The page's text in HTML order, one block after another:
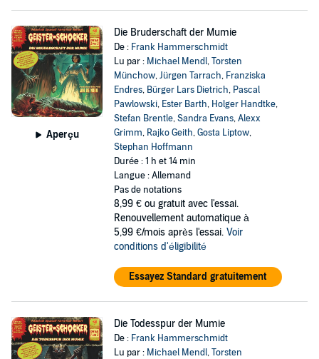
Aperçu
Die Bruderschaft der Mumie
De : Frank Hammerschmidt
Lu par : Michael Mendl,Torsten
Münchow,Jürgen Tarrach, Franziska
Endres, Bürger Lars Dietrich, Pascal
Pawlowski, Ester Barth, Holger Handtke,
Stefan Brentle,Sandra Evans,Alexx
Grimm, Rajko Geith,Gosta Liptow,
Stephan Hoffmann
Durée : 1 h et 14 min
Langue : Allemand
Pas de notations
8,99 € ou gratuit avec l'essai.
Renouvellement automatique à
5,99 €/mois après l'essai. Voir
conditions d'éligibilité
Essayez Standard gratuitement
Die Todesspur der Mumie
De : Frank Hammerschmidt
Lu par : Michael Mendl,Torsten